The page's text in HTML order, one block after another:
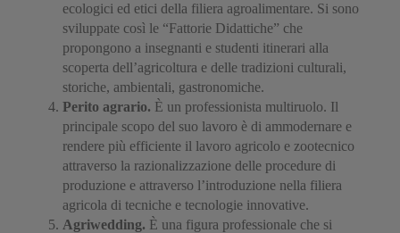
ecologici ed etici della filiera agroalimentare. Si sono
sviluppate così le “Fattorie Didattiche” che
propongono a insegnanti e studenti itinerari alla
scoperta dell’agricoltura e delle tradizioni culturali,
storiche, ambientali, gastronomiche.
Perito agrario. È un professionista multiruolo. Il
principale scopo del suo lavoro è di ammodernare e
rendere più efficiente il lavoro agricolo e zootecnico
attraverso la razionalizzazione delle procedure di
produzione e attraverso l’introduzione nella filiera
agricola di tecniche e tecnologie innovative.
Agriwedding. È una figura professionale che si